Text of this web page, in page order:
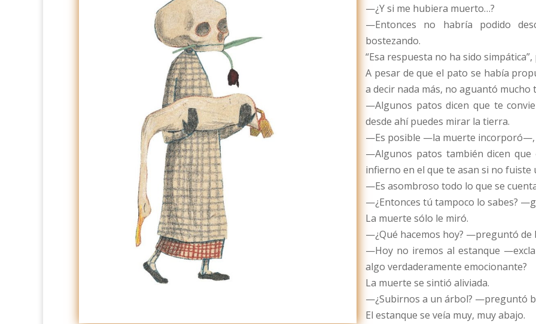
—¿Y si me hubiera muerto…?
—Entonces no habría podido
bostezando.
“Esa respuesta no ha sido
A pesar de que el pato se había
a decir nada más, no aguantó mucho
—Algunos patos dicen que te
desde ahí puedes mirar la tierra.
—Es posible —la muerte incorporó—,
—Algunos patos también dicen
infierno en el que te asan si no fuiste
—Es asombroso todo lo que se
—¿Entonces tú tampoco lo sabes?
La muerte sólo le miró.
—¿Qué hacemos hoy? —preguntó de
—Hoy no iremos al estanque
algo verdaderamente emocionante?
La muerte se sintió aliviada.
—¿Subirnos a un árbol? —preguntó
El estanque se veía muy, muy abajo.